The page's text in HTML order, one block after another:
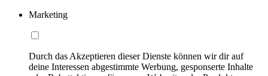
Marketing
Durch das Akzeptieren dieser Dienste können wir dir auf
deine Interessen abgestimmte Werbung, gesponserte Inhalte